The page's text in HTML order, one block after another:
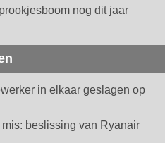
nog dit jaar
in elkaar geslagen op
beslissing van Ryanair